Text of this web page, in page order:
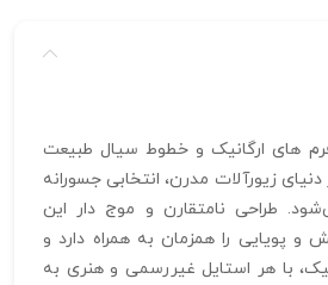
فرم‌ های ارگانیک و خطوط سیال طبیعت
زیورآلات مدرن، انتخابی جسورانه
طراحی نامتقارن و موج‌ دار این
و پویایی را همزمان به همراه دارد و
با هر استایل غیررسمی و هنری به